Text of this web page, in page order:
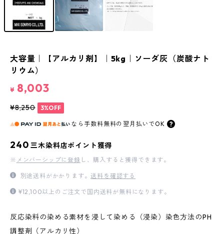
大容量｜【アルカリ剤】｜5kg｜ソーダ灰（炭酸ナト
リウム）
¥ 8,003
¥8,250 3%OFF
なら 手数料無料の 翌月払いでOK
240 三木染料店ポイント獲得
※ メンバーシップに登録 し、購入すると獲得できます。
別途送料がかかります。送料を確認する
¥12,100以上のご注文で国内送料が無料になります。
反応染料の染める素材を浸して染める（浸染）染色方法のPH
調整剤（アルカリ性）